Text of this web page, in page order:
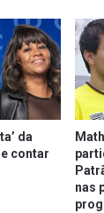
da
contar
nas